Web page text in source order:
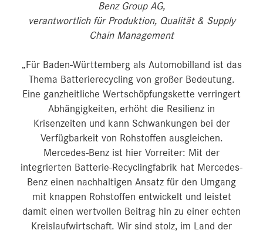
Benz Group AG,
verantwortlich für Produktion, Qualität & Supply
Chain Management
„Für Baden-Württemberg als Automobilland ist das
Thema Batterierecycling von großer Bedeutung.
Eine ganzheitliche Wertschöpfungskette verringert
Abhängigkeiten, erhöht die Resilienz in
Krisenzeiten und kann Schwankungen bei der
Verfügbarkeit von Rohstoffen ausgleichen.
Mercedes-Benz ist hier Vorreiter: Mit der
integrierten Batterie-Recyclingfabrik hat Mercedes-
Benz einen nachhaltigen Ansatz für den Umgang
mit knappen Rohstoffen entwickelt und leistet
damit einen wertvollen Beitrag hin zu einer echten
Kreislaufwirtschaft. Wir sind stolz, im Land der